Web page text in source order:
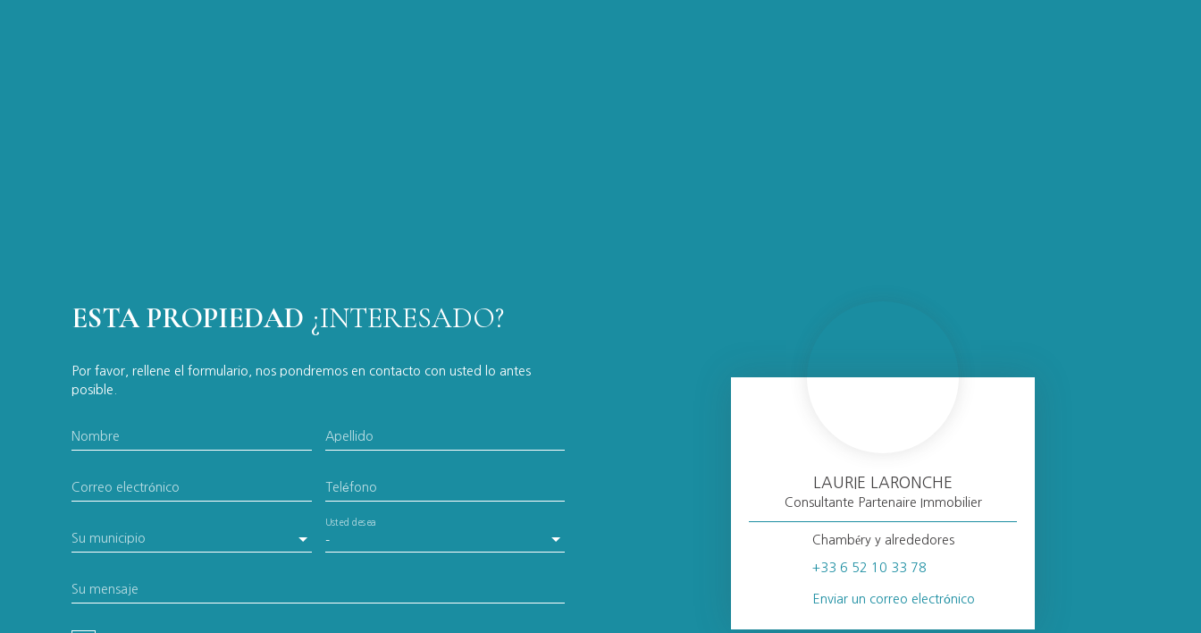
ESTA PROPIEDAD ¿INTERESADO?
Por favor, rellene el formulario, nos pondremos en contacto con usted lo antes
posible.
Nombre Apellido
Correo electrónico Teléfono
Su municipio -
Usted desea
Su mensaje
LAURIE LARONCHE
Consultante Partenaire Immobilier
Chambéry y alrededores
+33 6 52 10 33 78
Enviar un correo electrónico